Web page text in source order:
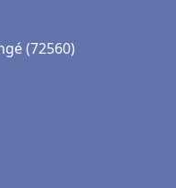
(72560)